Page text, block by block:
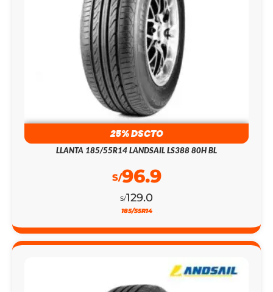
25% DSCTO
LLANTA 185/55R14 LANDSAIL LS388 80H BL
S/129.0
S/96.9
185/55R14